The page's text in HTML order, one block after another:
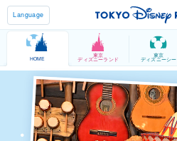
Language
HOME
東京
ディズニーランド
東京
ディズニーシー